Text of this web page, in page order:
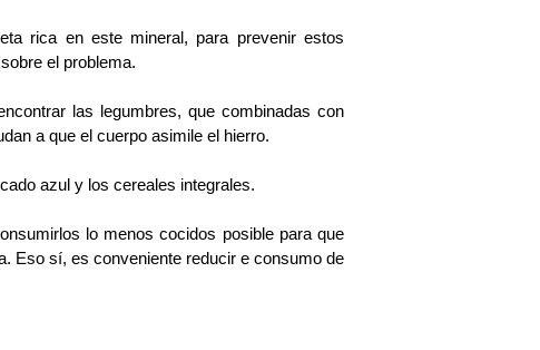
rica en este mineral, para prevenir estos
el problema.
las legumbres, que combinadas con
a que el cuerpo asimile el hierro.
azul y los cereales integrales.
lo menos cocidos posible para que
Eso sí, es conveniente reducir e consumo de